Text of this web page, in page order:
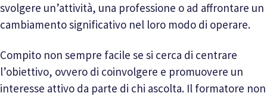
svolgere un’attività, una professione o ad affrontare un
cambiamento significativo nel loro modo di operare.
Compito non sempre facile se si cerca di centrare
l’obiettivo, ovvero di coinvolgere e promuovere un
interesse attivo da parte di chi ascolta. Il formatore non